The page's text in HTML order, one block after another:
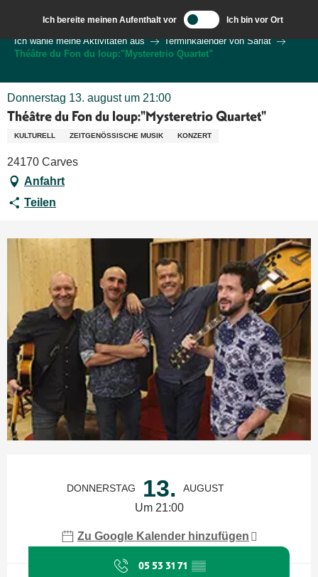
contenu
principal
Ich bereite meinen Aufenthalt vor Ich bin vor Ort
Ich wähle meine Aktivitäten aus
Terminkalender von Sarlat
Théâtre du Fon du loup:"Mysteretrio Quartet"
Donnerstag 13. august um 21:00
Théâtre du Fon du loup:"Mysteretrio Quartet"
KULTURELL ZEITGENÖSSISCHE MUSIK KONZERT
24170 Carves
Anfahrt
Teilen
DONNERSTAG 13. AUGUST
Um 21:00
Zu Google Kalender hinzufügen
05 53 31 71 ▒▒